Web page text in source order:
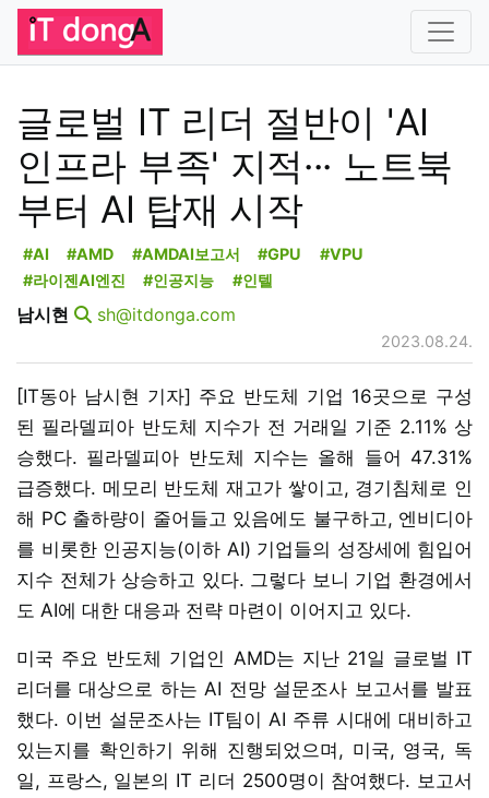
글로벌 IT 리더 절반이 'AI
인프라 부족' 지적··· 노트북
부터 AI 탑재 시작
#AI #AMD #AMDAI보고서 #GPU
#VPU
#라이젠AI엔진
#인공지능 #인텔
남시현 sh@itdonga.com
2023.08.24.
[IT동아 남시현 기자] 주요 반도체 기업 16곳으로 구성
된 필라델피아 반도체 지수가 전 거래일 기준 2.11% 상
승했다. 필라델피아 반도체 지수는 올해 들어 47.31%
급증했다. 메모리 반도체 재고가 쌓이고, 경기침체로 인
해 PC 출하량이 줄어들고 있음에도 불구하고, 엔비디아
를 비롯한 인공지능(이하 AI) 기업들의 성장세에 힘입어
지수 전체가 상승하고 있다. 그렇다 보니 기업 환경에서
도 AI에 대한 대응과 전략 마련이 이어지고 있다.
미국 주요 반도체 기업인 AMD는 지난 21일 글로벌 IT
리더를 대상으로 하는 AI 전망 설문조사 보고서를 발표
했다. 이번 설문조사는 IT팀이 AI 주류 시대에 대비하고
있는지를 확인하기 위해 진행되었으며, 미국, 영국, 독
일, 프랑스, 일본의 IT 리더 2500명이 참여했다. 보고서